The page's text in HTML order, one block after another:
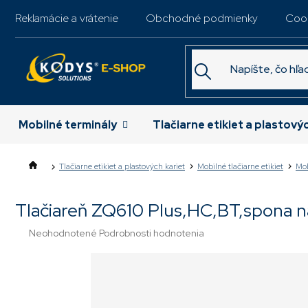
Reklamácie a vrátenie Obchodné podmienky
Mobilné terminály Tlačiarne etikiet a
Tlačiarne etikiet a plastových kariet Mobilné tlačiarne etikiet
Tlačiareň ZQ610 Plus,HC,BT,spona
Priemerné
Neohodnotené Podrobnosti hodnotenia